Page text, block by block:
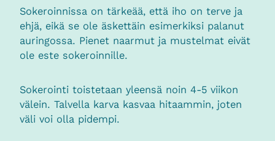
Sokeroinnissa on tärkeää, että iho on terve ja
ehjä, eikä se ole äskettäin esimerkiksi palanut
auringossa. Pienet naarmut ja mustelmat eivät
ole este sokeroinnille.
Sokerointi toistetaan yleensä noin 4-5 viikon
välein. Talvella karva kasvaa hitaammin, joten
väli voi olla pidempi.